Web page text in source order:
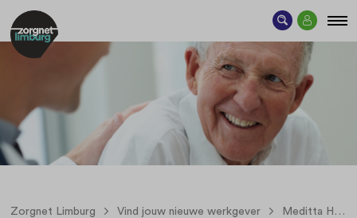
Zorgnet Limburg Vind jouw nieuwe werkgever Meditta Holding BV